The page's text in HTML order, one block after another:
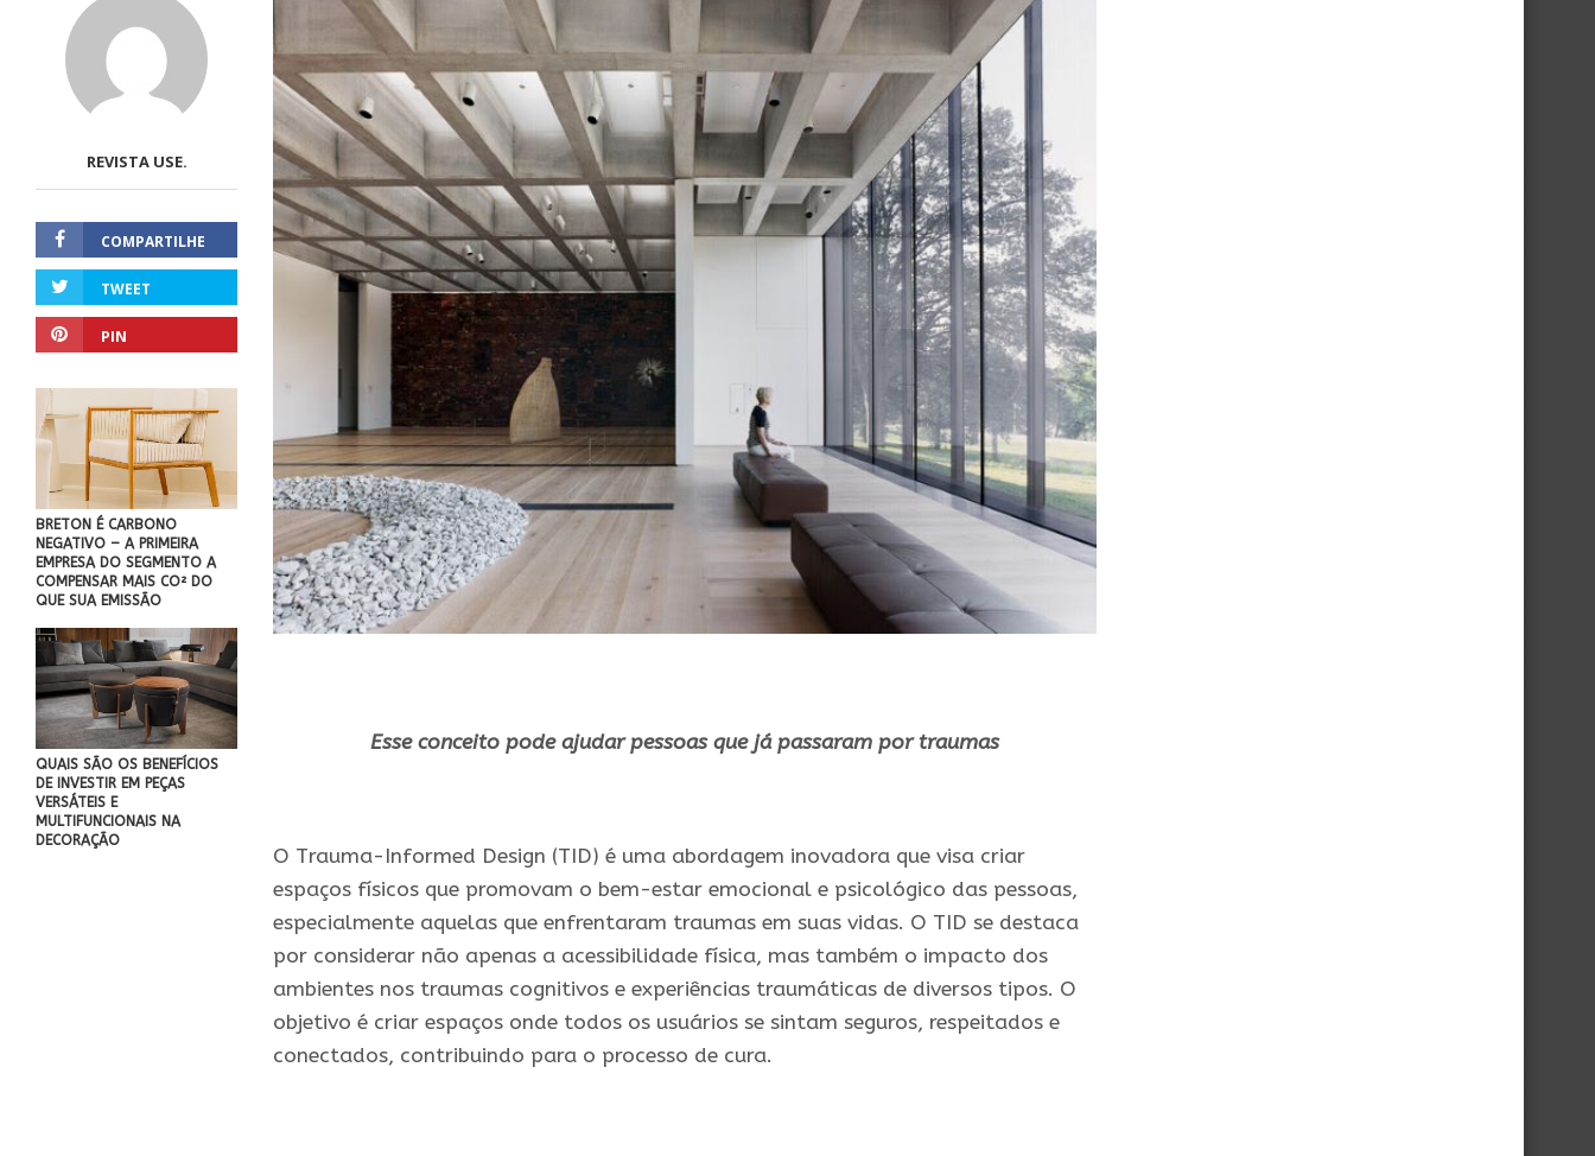
REVISTA USE.
COMPARTILHE
TWEET
PIN
BRETON É CARBONO
NEGATIVO – A PRIMEIRA
EMPRESA DO SEGMENTO A
COMPENSAR MAIS CO² DO
QUE SUA EMISSÃO
QUAIS SÃO OS BENEFÍCIOS
DE INVESTIR EM PEÇAS
VERSÁTEIS E
MULTIFUNCIONAIS NA
DECORAÇÃO
Esse conceito pode ajudar pessoas que já passaram por traumas
O Trauma-Informed Design (TID) é uma abordagem inovadora que visa criar
espaços físicos que promovam o bem-estar emocional e psicológico das pessoas,
especialmente aquelas que enfrentaram traumas em suas vidas. O TID se destaca
por considerar não apenas a acessibilidade física, mas também o impacto dos
ambientes nos traumas cognitivos e experiências traumáticas de diversos tipos. O
objetivo é criar espaços onde todos os usuários se sintam seguros, respeitados e
conectados, contribuindo para o processo de cura.